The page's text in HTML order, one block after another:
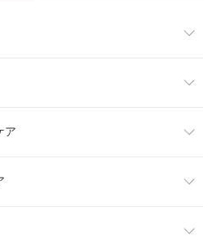
ョン
ン
ア
・手芸